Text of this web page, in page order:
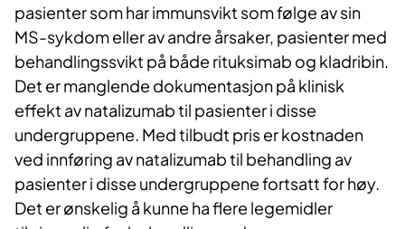
pasienter som har immunsvikt som følge av sin
MS-sykdom eller av andre årsaker, pasienter med
behandlingssvikt på både rituksimab og kladribin.
Det er manglende dokumentasjon på klinisk
effekt av natalizumab til pasienter i disse
undergruppene. Med tilbudt pris er kostnaden
ved innføring av natalizumab til behandling av
pasienter i disse undergruppene fortsatt for høy.
Det er ønskelig å kunne ha flere legemidler